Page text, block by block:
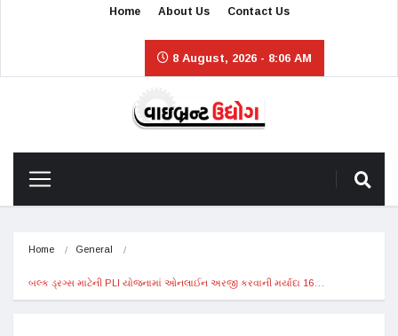
Home About Us Contact Us
8 August, 2026 - 8:06 AM
Home General
બલ્ક ડ્રગ્સ માટેની PLI યોજનામાં ઓનલાઈન અરજી કરવાની મર્યાદા 16…